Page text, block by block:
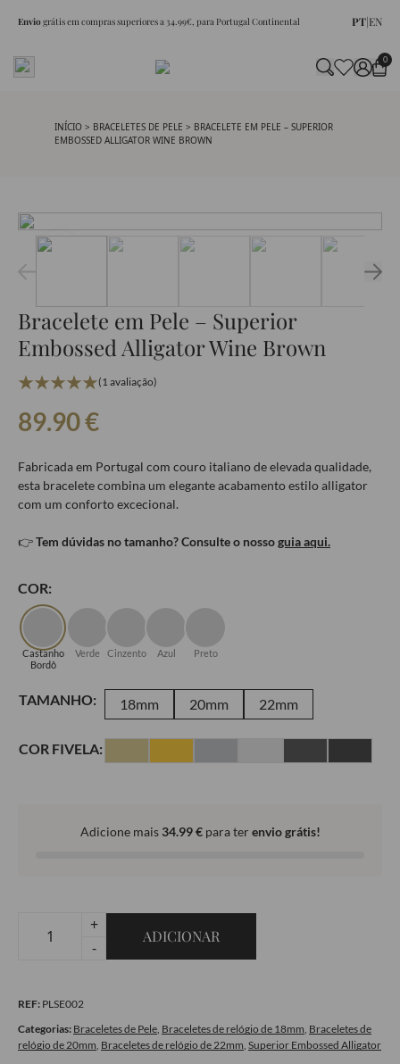
Enviográtis em compras superiores a 34.99€, para Portugal Continental PT|EN
0
INÍCIO > BRACELETES DE PELE > BRACELETE EM PELE – SUPERIOR
EMBOSSED ALLIGATOR WINE BROWN
Bracelete em Pele – Superior
Embossed Alligator Wine Brown
(1 avaliação)
89.90€
Fabricada em Portugal com couro italiano de elevada qualidade,
esta bracelete combina um elegante acabamento estilo alligator
com um conforto excecional.
👉Tem dúvidas no tamanho? Consulte o nossoguia aqui.
COR:
Castanho
Bordô
Verde Cinzento Azul Preto
TAMANHO: 18mm 20mm 22mm
COR FIVELA:
Adicione mais 34.99€para terenvio grátis!
Quantidade
em
Pele
-
+
-
ADICIONAR
REF: PLSE002
Categorias: Braceletes de Pele, Braceletes de relógio de 18mm, Braceletes de
relógio de 20mm, Braceletes de relógio de 22mm, Superior Embossed Alligator